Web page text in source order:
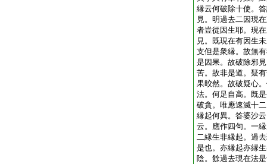
縁云何破除十使。
見。明過去二因現
者豈從因生耶。現
見。既現在有因生
支但是衆縁。故無
是因果。故破除邪
苦。故非是道。疑
果晈然。故破疑心
法。何足自高。既
破貪。唯應速滅十
縁起何異。答婆沙
云。應作四句。一
二縁生非縁起。過
是也。亦縁起亦縁
陰。餘過去現在法